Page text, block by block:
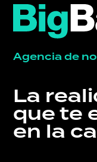
Agencia de
La
que te
en la